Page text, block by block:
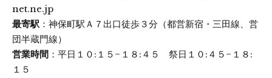
net.ne.jp
最寄駅 ：神保町駅Ａ７出口徒歩３分（都営新宿・三田線、営
団半蔵門線）
営業時間 ：平日１０:１５−１８:４５ 祭日１０:４５−１８:
１５